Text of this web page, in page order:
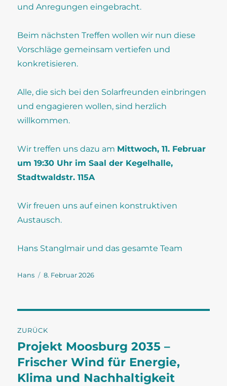
und Anregungen eingebracht.
Beim nächsten Treffen wollen wir nun diese
Vorschläge gemeinsam vertiefen und
konkretisieren.
Alle, die sich bei den Solarfreunden einbringen
und engagieren wollen, sind herzlich
willkommen.
Wir treffen uns dazu am Mittwoch, 11. Februar
um 19:30 Uhr im Saal der Kegelhalle,
Stadtwaldstr. 115A
Wir freuen uns auf einen konstruktiven
Austausch.
Hans Stanglmair und das gesamte Team
Autor
Hans
Veröffentlicht
8. Februar 2026
ZURÜCK
Vorheriger
Beitrag:
Projekt Moosburg 2035 –
Frischer Wind für Energie,
Klima und Nachhaltigkeit